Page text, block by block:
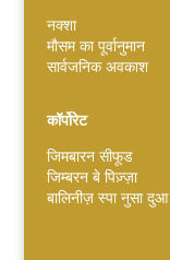
नक्शा
मौसम का पूर्वानुमान
सार्वजनिक अवकाश
कॉर्पोरेट
जिमबारन सीफूड
जिम्बरन बे पिज़्ज़ा
बालिनीज़ स्पा नुसा दुआ